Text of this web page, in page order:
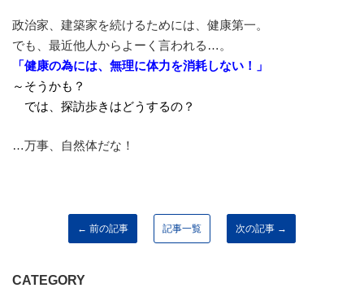
政治家、建築家を続けるためには、健康第一。
でも、最近他人からよーく言われる…。
「健康の為には、無理に体力を消耗しない！」
～そうかも？
では、探訪歩きはどうするの？
…万事、自然体だな！
← 前の記事 記事一覧 次の記事 →
CATEGORY